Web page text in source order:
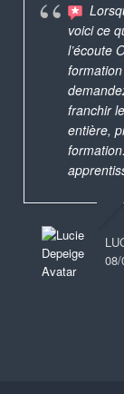
voici ce
l’écoute
franchir
entière,
08/